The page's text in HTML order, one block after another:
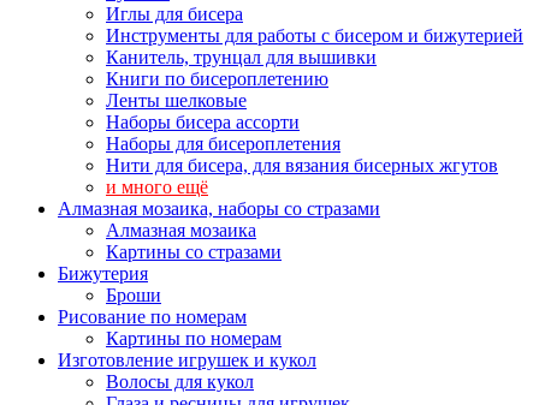
Иглы для бисера
Инструменты для работы с бисером и бижутерией
Канитель, трунцал для вышивки
Книги по бисероплетению
Ленты шелковые
Наборы бисера ассорти
Наборы для бисероплетения
Нити для бисера, для вязания бисерных жгутов
и много ещё
Алмазная мозаика, наборы со стразами
Алмазная мозаика
Картины co стразами
Бижутерия
Броши
Рисование по номерам
Картины по номерам
Изготовление игрушек и кукол
Волосы для кукол